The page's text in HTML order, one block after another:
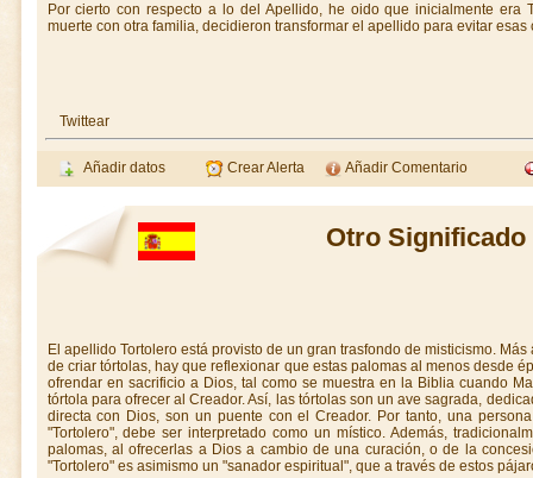
Por cierto con respecto a lo del Apellido, he oido que inicialmente era
muerte con otra familia, decidieron transformar el apellido para evitar
Twittear
Añadir datos Crear Alerta Añadir Comentario
Otro Significado
El apellido Tortolero está provisto de un gran trasfondo de misticismo.
de criar tórtolas, hay que reflexionar que estas palomas al menos desde
ofrendar en sacrificio a Dios, tal como se muestra en la Biblia cuando
tórtola para ofrecer al Creador. Así, las tórtolas son un ave sagrada,
directa con Dios, son un puente con el Creador. Por tanto, una
"Tortolero", debe ser interpretado como un místico. Además,
palomas, al ofrecerlas a Dios a cambio de una curación, o de la
"Tortolero" es asimismo un "sanador espiritual", que a través de estos